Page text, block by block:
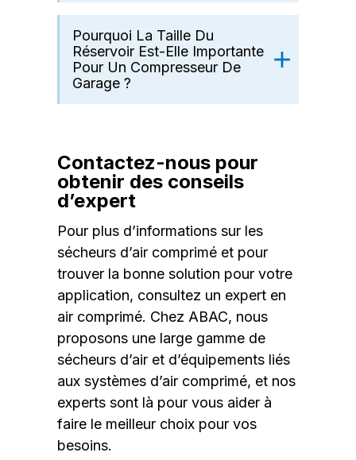
Pourquoi La Taille Du
Réservoir Est-Elle Importante
Pour Un Compresseur De
Garage ?
Contactez-nous pour
obtenir des conseils
d’expert
Pour plus d’informations sur les
sécheurs d’air comprimé et pour
trouver la bonne solution pour votre
application, consultez un expert en
air comprimé. Chez ABAC, nous
proposons une large gamme de
sécheurs d’air et d’équipements liés
aux systèmes d’air comprimé, et nos
experts sont là pour vous aider à
faire le meilleur choix pour vos
besoins.